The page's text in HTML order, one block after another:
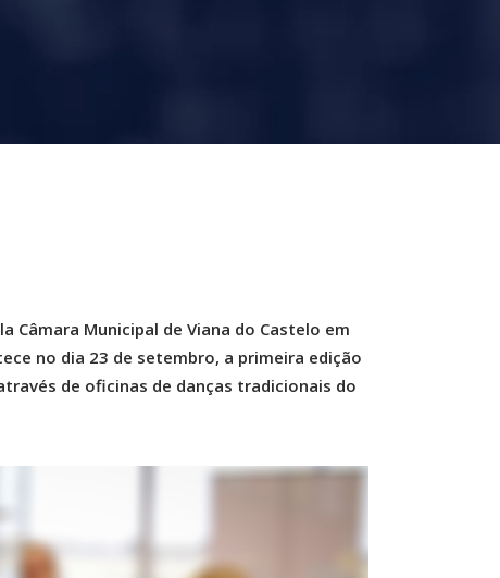
Municipal de Viana do Castelo em
no dia 23 de setembro, a primeira edição
através de oficinas de danças tradicionais do